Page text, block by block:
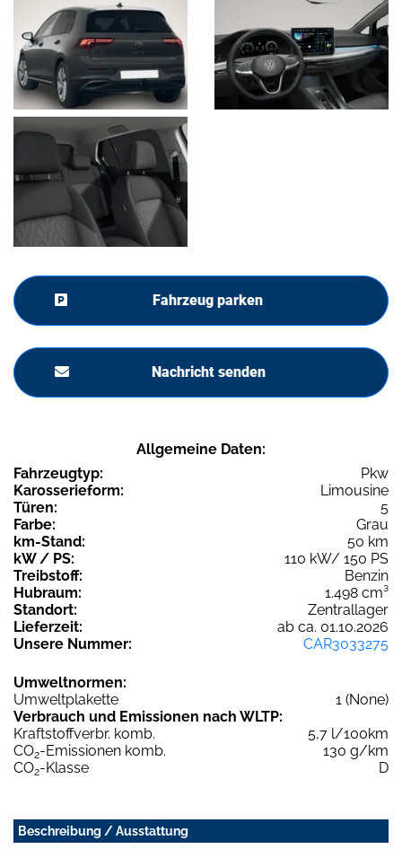
Fahrzeug parken
Nachricht senden
Allgemeine Daten:
Fahrzeugtyp:
Pkw
Karosserieform:
Limousine
Türen:
5
Farbe:
Grau
km-Stand:
50 km
kW / PS:
110 kW/ 150 PS
Treibstoff:
Benzin
Hubraum:
1.498 cm³
Standort:
Zentrallager
Lieferzeit:
ab ca. 01.10.2026
Unsere Nummer:
CAR3033275
Umweltnormen:
Umweltplakette
1 (None)
Verbrauch und Emissionen nach WLTP:
Kraftstoffverbr. komb.
5,7 l/100km
CO2-Emissionen komb.
130 g/km
CO2-Klasse D
Beschreibung / Ausstattung